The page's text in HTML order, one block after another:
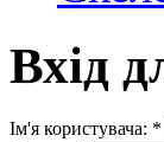
Вхід
Ім'я користувача: *